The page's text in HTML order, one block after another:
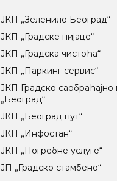
ЈКП „Зеленило Београд“
ЈКП „Градске пијаце“
ЈКП „Градска чистоћа“
ЈКП „Паркинг сервис“
ЈКП Градско
„Београд“
ЈКП „Београд пут“
ЈКП „Инфостан“
ЈКП „Погребне услуге“
ЈП „Градско стамбено“